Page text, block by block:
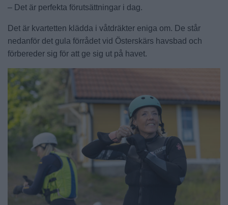
– Det är perfekta förutsättningar i dag.
Det är kvartetten klädda i våtdräkter eniga om. De står
nedanför det gula förrådet vid Österskärs havsbad och
förbereder sig för att ge sig ut på havet.